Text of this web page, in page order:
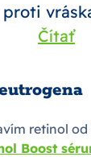
proti
Čítať
retinol
Boost